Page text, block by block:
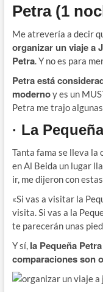
Petra (1
Me atrevería a decir
organizar un viaje a
Petra. Y no es para
Petra está
modernoy es un
Petra me trajo
· La
Tanta fama se lleva la
en Al Beida un lugar
ir, me dijeron con
«Si vas a visitar la
visita. Si vas a la
te parecerán unas
Y sí, la Pequeña
comparaciones son